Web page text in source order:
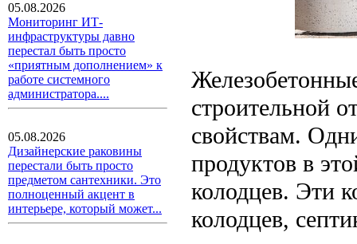
05.08.2026
Мониторинг ИТ-
инфраструктуры давно
перестал быть просто
«приятным дополнением» к
работе системного
администратора....
05.08.2026
Дизайнерские раковины
перестали быть просто
предметом сантехники. Это
полноценный акцент в
интерьере, который может...
строительной
свойствам.
продуктов в
колодцев. Эти
колодцев,